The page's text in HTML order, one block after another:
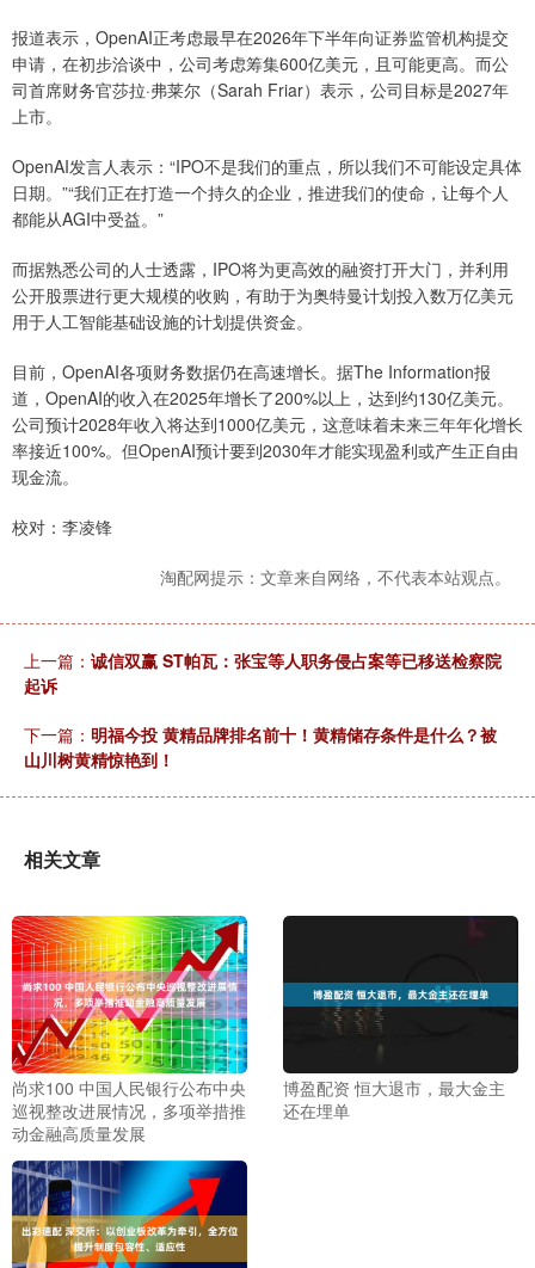
报道表示，OpenAI正考虑最早在2026年下半年向证券监管机构提交
申请，在初步洽谈中，公司考虑筹集600亿美元，且可能更高。而公
司首席财务官莎拉·弗莱尔（Sarah Friar）表示，公司目标是2027年
上市。
OpenAI发言人表示：“IPO不是我们的重点，所以我们不可能设定具体
日期。”“我们正在打造一个持久的企业，推进我们的使命，让每个人
都能从AGI中受益。”
而据熟悉公司的人士透露，IPO将为更高效的融资打开大门，并利用
公开股票进行更大规模的收购，有助于为奥特曼计划投入数万亿美元
用于人工智能基础设施的计划提供资金。
目前，OpenAI各项财务数据仍在高速增长。据The Information报
道，OpenAI的收入在2025年增长了200%以上，达到约130亿美元。
公司预计2028年收入将达到1000亿美元，这意味着未来三年年化增长
率接近100%。但OpenAI预计要到2030年才能实现盈利或产生正自由
现金流。
校对：李凌锋
淘配网提示：文章来自网络，不代表本站观点。
上一篇： 诚信双赢 ST帕瓦：张宝等人职务侵占案等已移送检察院
起诉
下一篇： 明福今投 黄精品牌排名前十！黄精储存条件是什么？被
山川树黄精惊艳到！
相关文章
尚求100 中国人民银行公布中央
巡视整改进展情况，多项举措推
动金融高质量发展
博盈配资 恒大退市，最大金主
还在埋单